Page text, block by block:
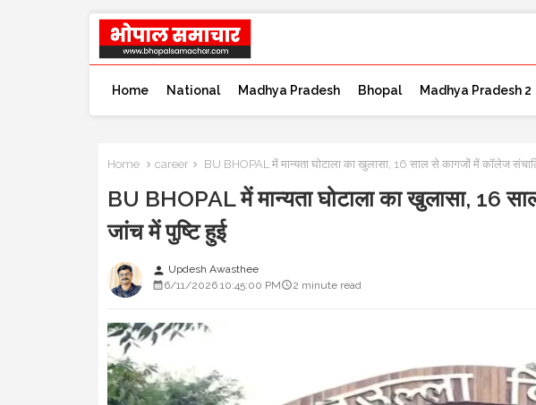
Home National Madhya Pradesh Bhopal Madhya Pradesh 2
Home career BU BHOPAL में मान्यता घोटाला का खुलासा, 16 साल से कागजों में कॉलेज
BU BHOPAL में मान्यता घोटाला का खुलासा, 16
जांच में पुष्टि हुई
person Updesh Awasthee
6/11/2026 10:45:00 PM
2 minute read